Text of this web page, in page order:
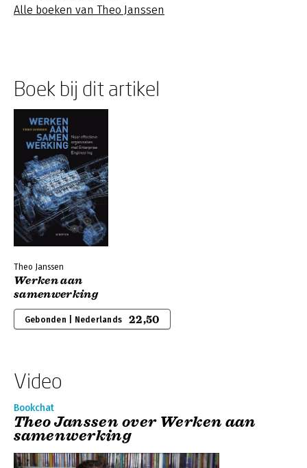
Alle boeken van Theo Janssen
Boek bij dit artikel
Theo Janssen
Werken aan
samenwerking
Gebonden | Nederlands 22,50
Video
Bookchat
Theo Janssen over Werken aan
samenwerking